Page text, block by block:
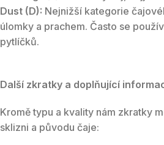
Dust (D): Nejnižší kategorie
úlomky a prachem. Často se
pytlíčků.
Další zkratky a doplňující
Kromě typu a kvality nám zkratky
sklizni a původu čaje: